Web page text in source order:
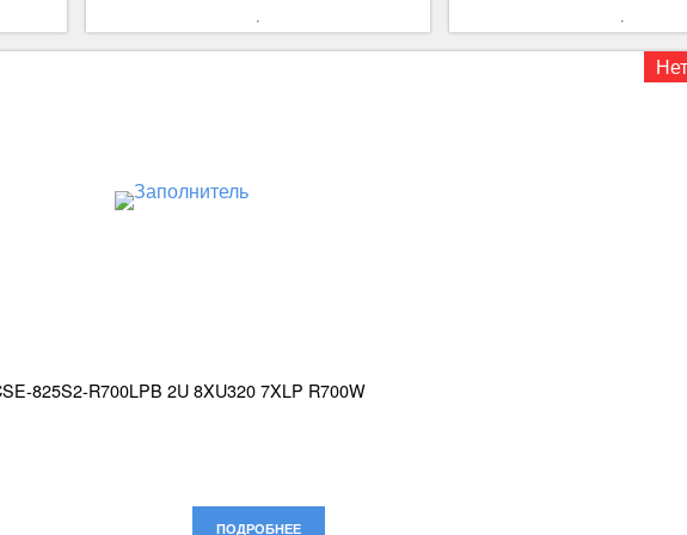
825S2-R700LPB 2U 8XU320 7XLP R700W
ПОДРОБНЕЕ